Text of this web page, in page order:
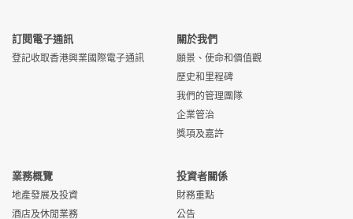
訂閱電子通訊
登記收取香港興業國際電子通訊
關於我們
願景、使命和價值觀
歷史和里程碑
我們的管理團隊
企業管治
獎項及嘉許
業務概覽
地產發展及投資
酒店及休閒業務
投資者關係
財務重點
公告